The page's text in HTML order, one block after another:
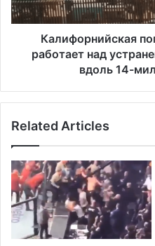
о
л
о
э
е
р
г
и
е
й
н
и
я
о
а
н
и
ч
Калифорнийская
работает над
вдоль 14-
Related Articles